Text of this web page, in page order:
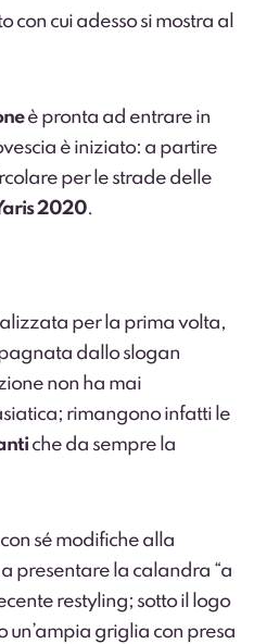
con cui adesso si mostra al
è pronta ad entrare in
è iniziato: a partire
per le strade delle
2020.
per la prima volta,
dallo slogan
non ha mai
rimangono infatti le
che da sempre la
sé modifiche alla
presentare la calandra “a
restyling; sotto il logo
un’ampia griglia con presa